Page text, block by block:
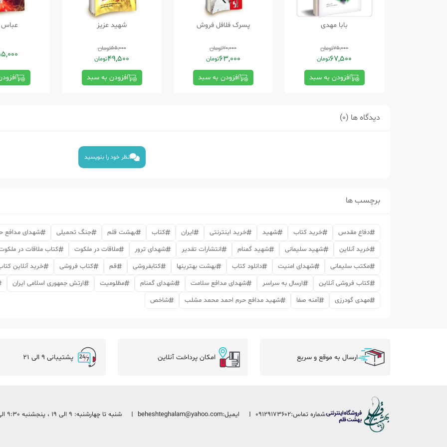
بابا مهدی
75,000تومان
67,500تومان
افزودن به سبد
پسرک فلافل فروش
70,000تومان
63,000تومان
افزودن به سبد
شهید عزیز
55,000تومان
49,500تومان
افزودن به سبد
عباس
دیدگاه ها (0)
نظر خود را بنویسید
برچسب ها
دفاع مقدس خرید کتاب شهید خرید اینترنتی ایران کتاب بهشت قلم جنگ تحمیلی شهدای مدافع
خرید آنلاین
شهید سلیمانی شهید گمنام انتشارات تقدیر شهدای ترور ملاقات در ملکوت کتاب ملاقات در
مکتب سلیمانی
شهدای امنیت دانلود کتاب بهشت بهترینها کتابفروشی قم کتاب فروشی خرید آنلاین
کتاب فروشی آنلاین
ارسال به سراسر شهدای مدافع سلامت شهدای گمنام مظلومیت ارتش جمهوری اسلامی ایران
مهدی گودرزی
آمنه صفا شهید مدافع حرم احمد محمد مشلب شاخص
ارسال به موقع و سریع امکان پرداخت آنلاین پشتیبانی 9 الی 21
شماره تماس:09129173602 ایمیل:beheshteghalam@yahoo.com شنبه تا چهارشنبه: 9 الی 19 ، پنجشنبه 9:30 الی 13:30